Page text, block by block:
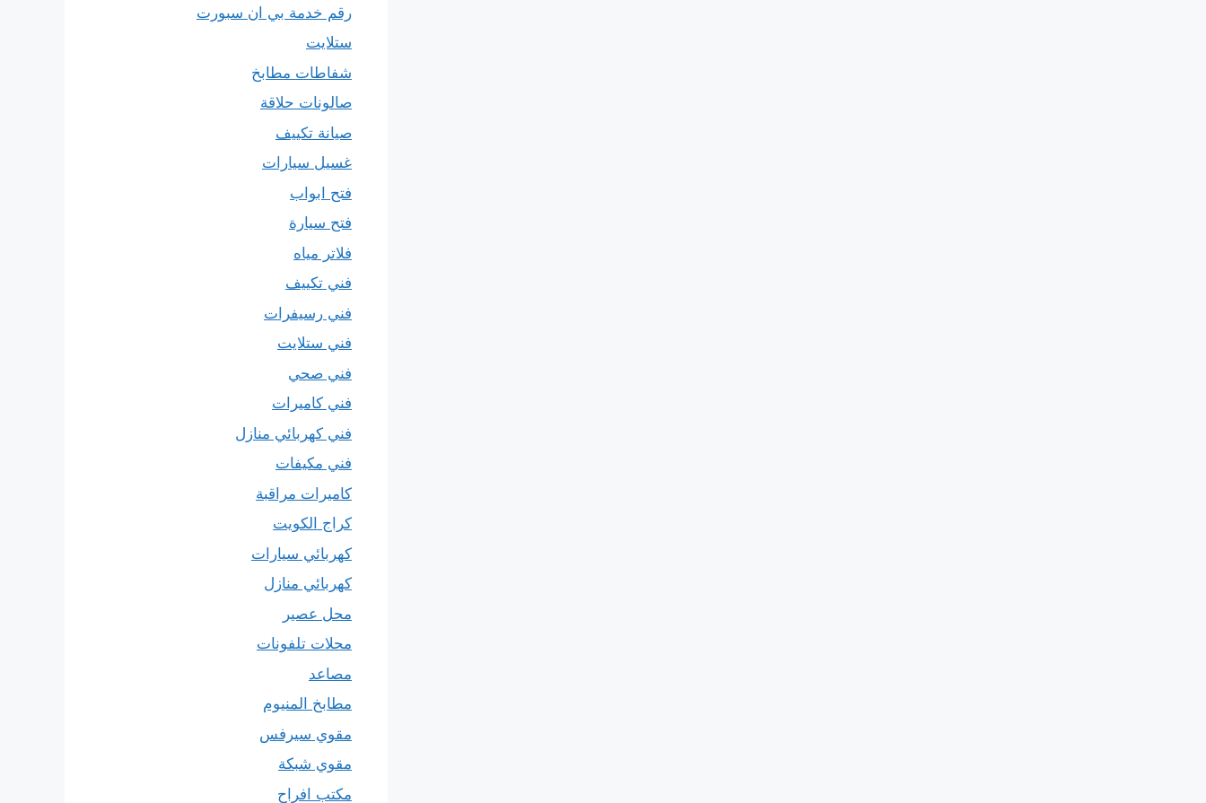
رقم خدمة بي ان سبورت
ستلايت
شفاطات مطابخ
صالونات حلاقة
صيانة تكييف
غسيل سيارات
فتح ابواب
فتح سيارة
فلاتر مياه
فني تكييف
فني رسيفرات
فني ستلايت
فني صحي
فني كاميرات
فني كهربائي منازل
فني مكيفات
كاميرات مراقبة
كراج الكويت
كهربائي سيارات
كهربائي منازل
محل عصير
محلات تلفونات
مصاعد
مطابخ المنيوم
مقوي سيرفس
مقوي شبكة
مكتب افراح